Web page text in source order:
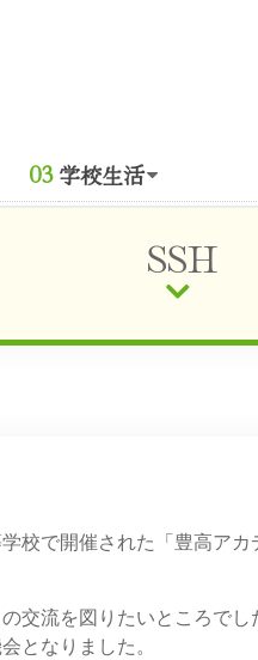
学校生活
SSH
校で開催された「豊高ア
交流を図りたいところで
となりました。